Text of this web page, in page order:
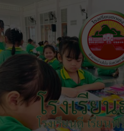
โรงเรีย
โรงเรียนดี เรียน